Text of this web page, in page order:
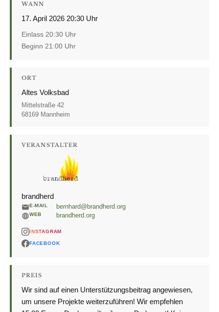
WANN
17. April 2026 20:30 Uhr
Einlass 20:30 Uhr
Beginn 21:00 Uhr
ORT
Altes Volksbad
Mittelstraße 42
68169 Mannheim
VERANSTALTER
brandherd
E-MAIL bernhard@brandherd.org
WEB brandherd.org
INSTAGRAM
FACEBOOK
PREIS
Wir sind auf einen Unterstützungsbeitrag angewiesen,
um unsere Projekte weiterzuführen! Wir empfehlen